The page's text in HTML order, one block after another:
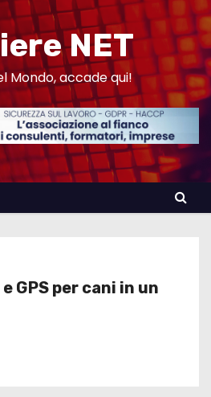
NET
Mondo, accade qui!
GPS per cani in un